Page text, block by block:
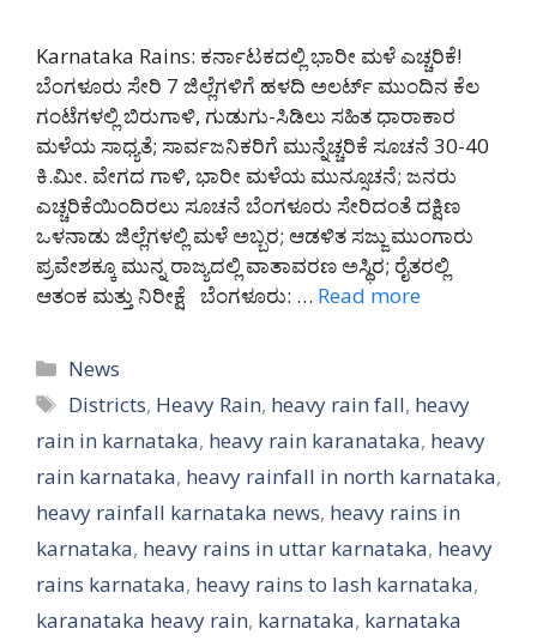
Karnataka Rains: ಕರ್ನಾಟಕದಲ್ಲಿ ಭಾರೀ ಮಳೆ ಎಚ್ಚರಿಕೆ!
ಬೆಂಗಳೂರು ಸೇರಿ 7 ಜಿಲ್ಲೆಗಳಿಗೆ ಹಳದಿ ಅಲರ್ಟ್ ಮುಂದಿನ ಕೆಲ
ಗಂಟೆಗಳಲ್ಲಿ ಬಿರುಗಾಳಿ, ಗುಡುಗು-ಸಿಡಿಲು ಸಹಿತ ಧಾರಾಕಾರ
ಮಳೆಯ ಸಾಧ್ಯತೆ; ಸಾರ್ವಜನಿಕರಿಗೆ ಮುನ್ನೆಚ್ಚರಿಕೆ ಸೂಚನೆ 30-40
ಕಿ.ಮೀ. ವೇಗದ ಗಾಳಿ, ಭಾರೀ ಮಳೆಯ ಮುನ್ಸೂಚನೆ; ಜನರು
ಎಚ್ಚರಿಕೆಯಿಂದಿರಲು ಸೂಚನೆ ಬೆಂಗಳೂರು ಸೇರಿದಂತೆ ದಕ್ಷಿಣ
ಒಳನಾಡು ಜಿಲ್ಲೆಗಳಲ್ಲಿ ಮಳೆ ಅಬ್ಬರ; ಆಡಳಿತ ಸಜ್ಜು ಮುಂಗಾರು
ಪ್ರವೇಶಕ್ಕೂ ಮುನ್ನ ರಾಜ್ಯದಲ್ಲಿ ವಾತಾವರಣ ಅಸ್ಥಿರ; ರೈತರಲ್ಲಿ
ಆತಂಕ ಮತ್ತು ನಿರೀಕ್ಷೆ ಬೆಂಗಳೂರು: … Read more
Categories
News
Tags
Districts, Heavy Rain, heavy rain fall, heavy
rain in karnataka, heavy rain karanataka, heavy
rain karnataka, heavy rainfall in north karnataka,
heavy rainfall karnataka news, heavy rains in
karnataka, heavy rains in uttar karnataka, heavy
rains karnataka, heavy rains to lash karnataka,
karanataka heavy rain, karnataka, karnataka